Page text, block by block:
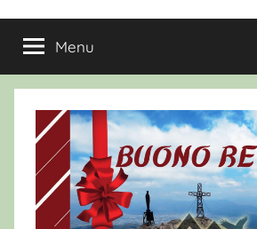
Menu